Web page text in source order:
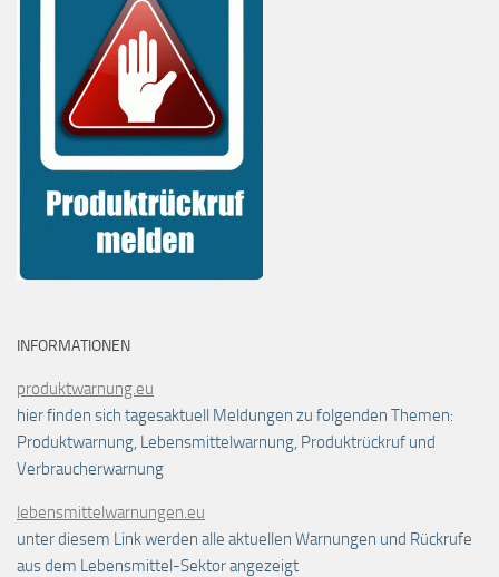
INFORMATIONEN
produktwarnung.eu
hier finden sich tagesaktuell Meldungen zu folgenden Themen:
Produktwarnung, Lebensmittelwarnung, Produktrückruf und
Verbraucherwarnung
lebensmittelwarnungen.eu
unter diesem Link werden alle aktuellen Warnungen und Rückrufe
aus dem Lebensmittel-Sektor angezeigt